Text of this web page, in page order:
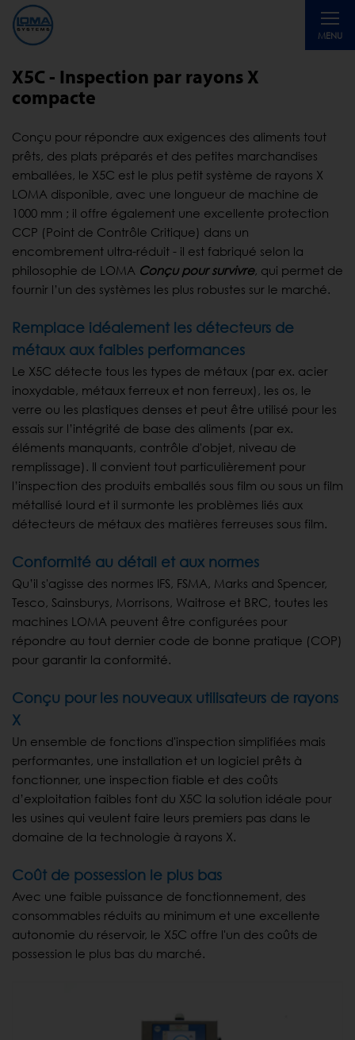
MENU
Toggle
X5C - Inspection par rayons X
compacte
Conçu pour répondre aux exigences des aliments tout
prêts, des plats préparés et des petites marchandises
emballées, le X5C est le plus petit système de rayons X
LOMA disponible, avec une longueur de machine de
1000 mm ; il offre également une excellente protection
CCP (Point de Contrôle Critique) dans un
encombrement ultra-réduit - il est fabriqué selon la
philosophie de LOMA Conçu pour survivre, qui permet de
fournir l’un des systèmes les plus robustes sur le marché.
Remplace idéalement les détecteurs de
métaux aux faibles performances
Le X5C détecte tous les types de métaux (par ex. acier
inoxydable, métaux ferreux et non ferreux), les os, le
verre ou les plastiques denses et peut être utilisé pour les
essais sur l’intégrité de base des aliments (par ex.
éléments manquants, contrôle d'objet, niveau de
remplissage). Il convient tout particulièrement pour
l’inspection des produits emballés sous film ou sous un film
métallisé lourd et il surmonte les problèmes liés aux
détecteurs de métaux des matières ferreuses sous film.
Conformité au détail et aux normes
Qu’il s'agisse des normes IFS, FSMA, Marks and Spencer,
Tesco, Sainsburys, Morrisons, Waitrose et BRC, toutes les
machines LOMA peuvent être configurées pour
répondre au tout dernier code de bonne pratique (COP)
pour garantir la conformité.
Conçu pour les nouveaux utilisateurs de rayons
X
Un ensemble de fonctions d'inspection simplifiées mais
performantes, une installation et un logiciel prêts à
fonctionner, une inspection fiable et des coûts
d’exploitation faibles font du X5C la solution idéale pour
les usines qui veulent faire leurs premiers pas dans le
domaine de la technologie à rayons X.
Coût de possession le plus bas
Avec une faible puissance de fonctionnement, des
consommables réduits au minimum et une excellente
autonomie du réservoir, le X5C offre l'un des coûts de
possession le plus bas du marché.